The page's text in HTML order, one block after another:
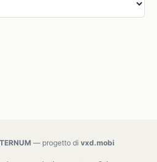
— progetto di vxd.mobi